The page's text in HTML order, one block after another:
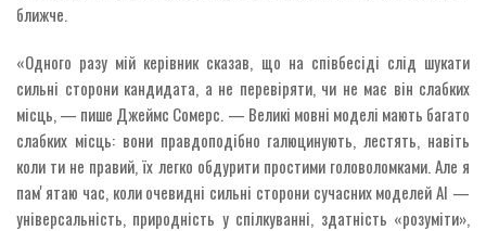
ближче.
«Одного разу мій керівник сказав, що на співбесіді слід шукати
сильні сторони кандидата, а не перевіряти, чи не має він слабких
місць, — пише Джеймс Сомерс. — Великі мовні моделі мають багато
слабких місць: вони правдоподібно галюцинують, лестять, навіть
коли ти не правий, їх легко обдурити простими головоломками. Але я
памʼятаю час, коли очевидні сильні сторони сучасних моделей AI —
універсальність, природність у спілкуванні, здатність «розуміти»,